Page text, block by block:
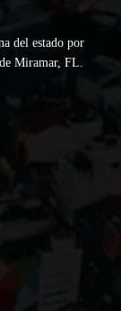
del estado por
Miramar, FL.